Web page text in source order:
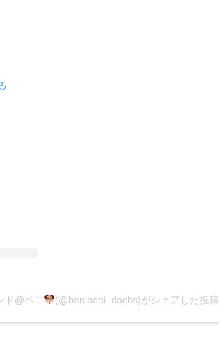
ド@ベニ (@benibeni_dachs)がシェアした投稿